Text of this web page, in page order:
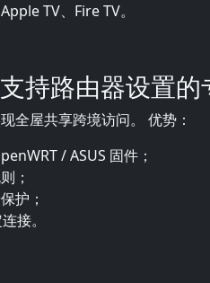
TV、Fire TV。
持路由器设置的
全屋共享跨境访问。 优势：
/ ASUS 固件；
；
护；
接。